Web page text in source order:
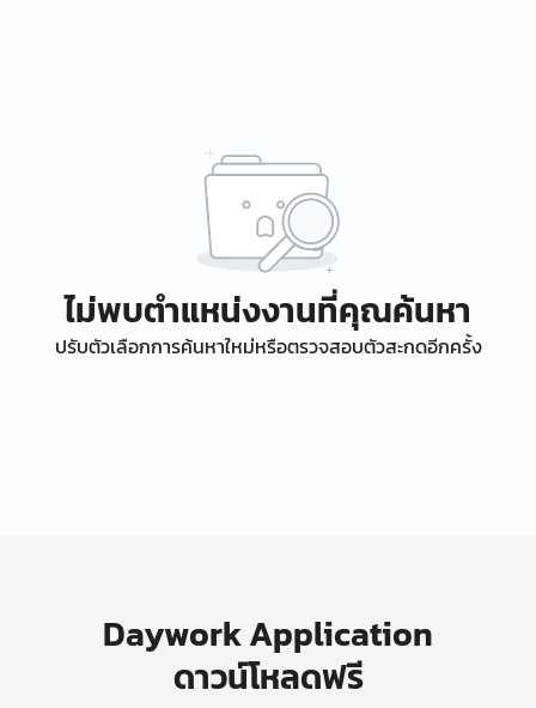
ไม่พบตำแหน่งงานที่คุณค้นหา
ปรับตัวเลือกการค้นหาใหม่หรือตรวจสอบตัวสะกดอีกครั้ง
Daywork Application
ดาวน์โหลดฟรี